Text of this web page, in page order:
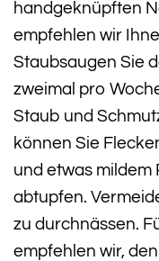
handgeknüpften
empfehlen wir
Staubsaugen Sie
zweimal pro
Staub und
können Sie
und etwas mildem
abtupfen.
zu durchnässen.
empfehlen wir,